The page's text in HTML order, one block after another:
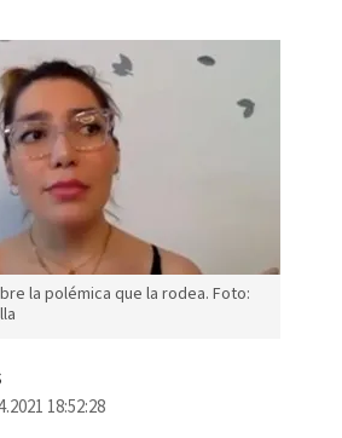
la polémica que la rodea. Foto:
18:52:28